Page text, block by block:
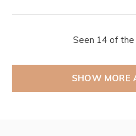
Seen 14 of
SHOW MORE